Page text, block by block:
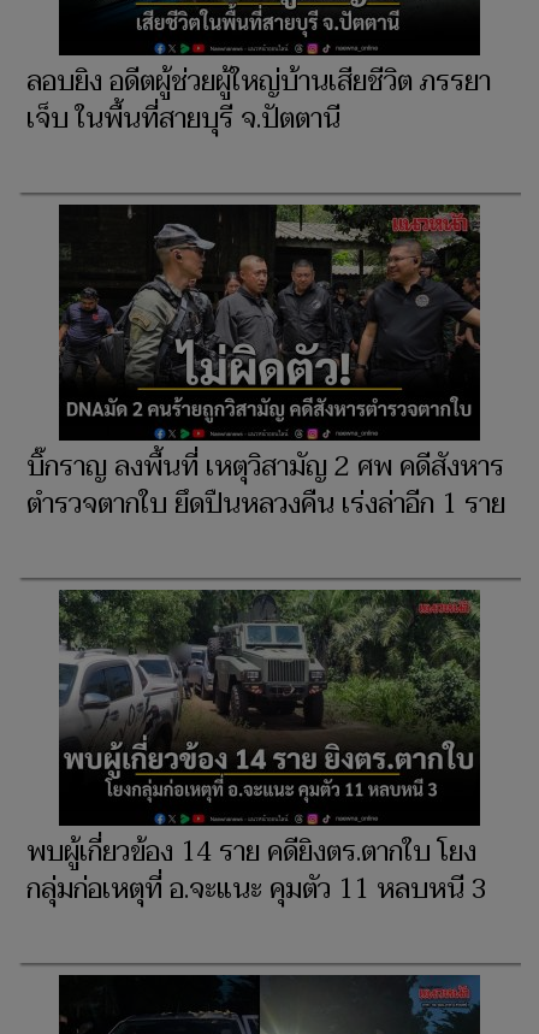
ลอบยิง อดีตผู้ช่วยผู้ใหญ่บ้านเสียชีวิต ภรรยา
เจ็บ ในพื้นที่สายบุรี จ.ปัตตานี
บิ๊กราญ ลงพื้นที่ เหตุวิสามัญ 2 ศพ คดีสังหาร
ตำรวจตากใบ ยึดปืนหลวงคืน เร่งล่าอีก 1 ราย
พบผู้เกี่ยวข้อง 14 ราย คดียิงตร.ตากใบ โยง
กลุ่มก่อเหตุที่ อ.จะแนะ คุมตัว 11 หลบหนี 3